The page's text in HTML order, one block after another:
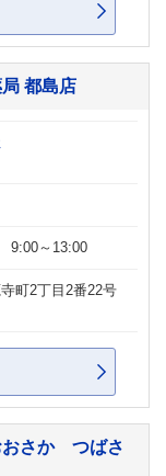
都島店
9:00～13:00
町2丁目2番22号
おさか つばさ